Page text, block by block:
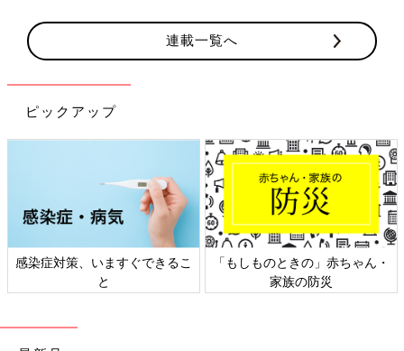
ちょうどよいサイズ！
だけ！」話題の掃除&快適グッズ5選
切れ続出中なんだとか。置くだけ、入れるだけ
など「○○するだけ」でお部屋がキレイ&快適に
なるグッズなど、欲しくなるものばかりです。
今回はそんな話題の、おすすめ掃除&快適グッ
ズをご紹介します。
今回はインスタグラムの投稿より、プチプラを中心に離乳食の食
器をご紹介しました。ダイソーやセリアにもたくさんかわいいも
のがありますね。いろいろ集めるのも楽しいかも！ぜひ、お店に
も足を運んでみてください。
(文：まり)
※記事内容でご紹介している投稿、リンク先は、削除される場合
連載一覧へ
ピックアップ
ちゃん・
日本外来小児科学会リーフレッ
六星占術 細木かおり